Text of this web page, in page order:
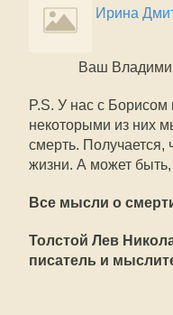
Ирина
Ваш
P.S. У нас с
некоторыми из них
смерть. Получается,
жизни. А может
Все мысли о
Толстой Лев
писатель и